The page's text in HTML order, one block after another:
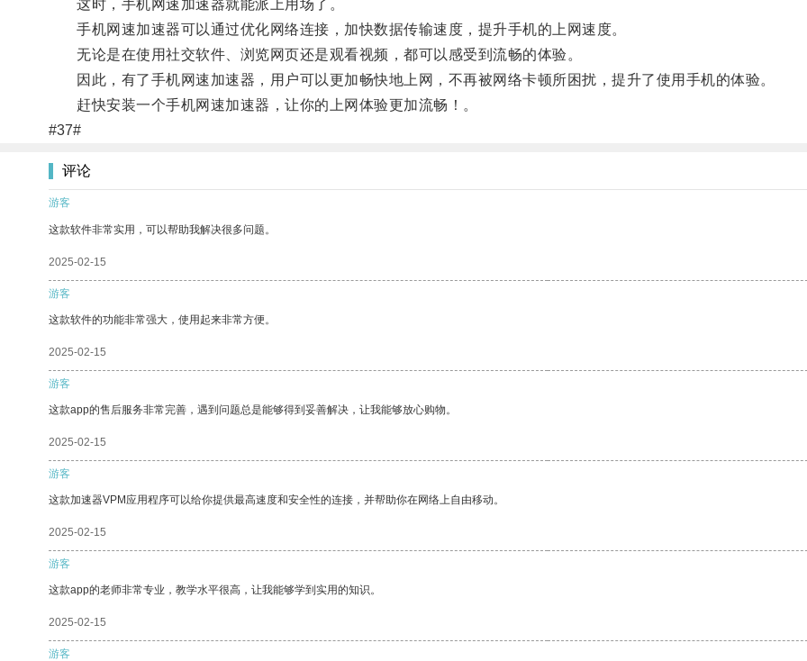
这时，手机网速加速器就能派上用场了。
手机网速加速器可以通过优化网络连接，加快数据传输速度，提升手机的上网速度。
无论是在使用社交软件、浏览网页还是观看视频，都可以感受到流畅的体验。
因此，有了手机网速加速器，用户可以更加畅快地上网，不再被网络卡顿所困扰，提升了使用手机的体验。
赶快安装一个手机网速加速器，让你的上网体验更加流畅！。
#37#
评论
游客
这款软件非常实用，可以帮助我解决很多问题。
2025-02-15
游客
这款软件的功能非常强大，使用起来非常方便。
2025-02-15
游客
这款app的售后服务非常完善，遇到问题总是能够得到妥善解决，让我能够放心购物。
2025-02-15
游客
这款加速器VPM应用程序可以给你提供最高速度和安全性的连接，并帮助你在网络上自由移动。
2025-02-15
游客
这款app的老师非常专业，教学水平很高，让我能够学到实用的知识。
2025-02-15
游客